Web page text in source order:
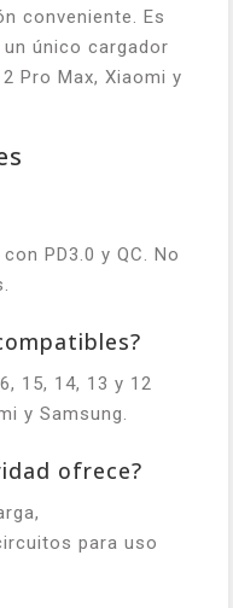
conveniente. Es
único cargador
Pro Max, Xiaomi y
PD3.0 y QC. No
15, 14, 13 y 12
y Samsung.
ofrece?
para uso